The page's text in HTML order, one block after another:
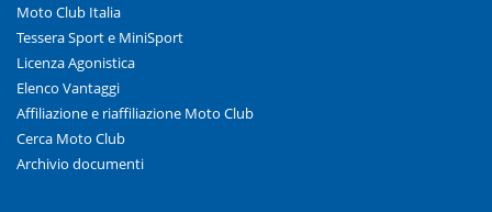
Moto Club Italia
Tessera Sport e MiniSport
Licenza Agonistica
Elenco Vantaggi
Affiliazione e riaffiliazione Moto Club
Cerca Moto Club
Archivio documenti